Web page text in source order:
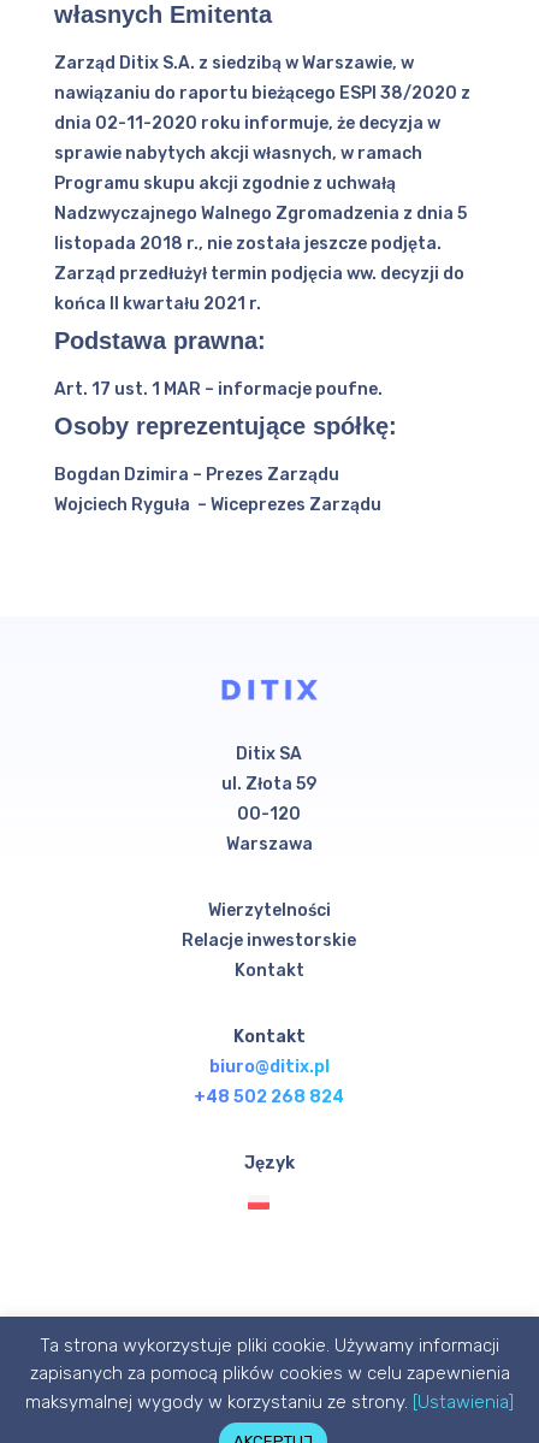
własnych Emitenta
Zarząd Ditix S.A. z siedzibą w Warszawie, w
nawiązaniu do raportu bieżącego ESPI 38/2020 z
dnia 02-11-2020 roku informuje, że decyzja w
sprawie nabytych akcji własnych, w ramach
Programu skupu akcji zgodnie z uchwałą
Nadzwyczajnego Walnego Zgromadzenia z dnia 5
listopada 2018 r., nie została jeszcze podjęta.
Zarząd przedłużył termin podjęcia ww. decyzji do
końca II kwartału 2021 r.
Podstawa prawna:
Art. 17 ust. 1 MAR – informacje poufne.
Osoby reprezentujące spółkę:
Bogdan Dzimira – Prezes Zarządu
Wojciech Ryguła – Wiceprezes Zarządu
Ditix SA
ul. Złota 59
00-120
Warszawa
Wierzytelności
Relacje inwestorskie
Kontakt
Kontakt
biuro@ditix.pl
+48 502 268 824
Język
© Ditix.pl 2020 designed with 💙 by P1X3L STUDIO
Ta strona wykorzystuje pliki cookie. Używamy informacji
zapisanych za pomocą plików cookies w celu zapewnienia
maksymalnej wygody w korzystaniu ze strony. [Ustawienia]